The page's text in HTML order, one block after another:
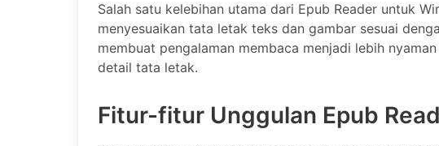
Salah satu kelebihan utama dari Epub Reader untuk
menyesuaikan tata letak teks dan gambar sesuai
membuat pengalaman membaca menjadi lebih
detail tata letak.
Fitur-fitur Unggulan Epub